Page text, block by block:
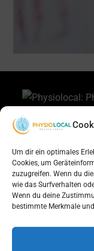
Um dir ein optimales
Cookies, um
zuzugreifen. Wenn du
wie das Surfverhalten
Wenn du deine
bestimmte Merkmale